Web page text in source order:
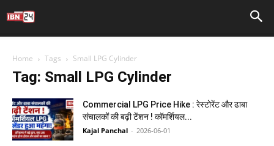
Home Tags Small LPG Cylinder
Tag: Small LPG Cylinder
Commercial LPG Price Hike : रेस्टोरेंट और ढाबा
संचालकों की बढ़ी टेंशन ! कॉमर्शियल...
Kajal Panchal - 2026-06-01